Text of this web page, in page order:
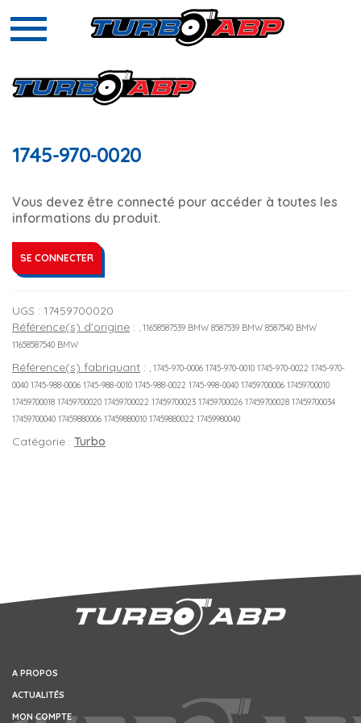
1745-970-0020
Vous devez être connecté pour accéder à toutes les
informations du produit.
SE CONNECTER
UGS : 17459700020
Référence(s) d'origine : , 11658587539 BMW 8587539 BMW 8587540 BMW
11658587540 BMW
Référence(s) fabriquant : , 1745-970-0006 1745-970-0010 1745-970-0022 1745-970-
0040 1745-988-0006 1745-988-0010 1745-988-0022 1745-998-0040 17459700006 17459700010
17459700018 17459700020 17459700022 17459700023 17459700026 17459700028 17459700034
17459700040 17459880006 17459880010 17459880022 17459980040
Catégorie : Turbo
A PROPOS
ACTUALITÉS
MON COMPTE